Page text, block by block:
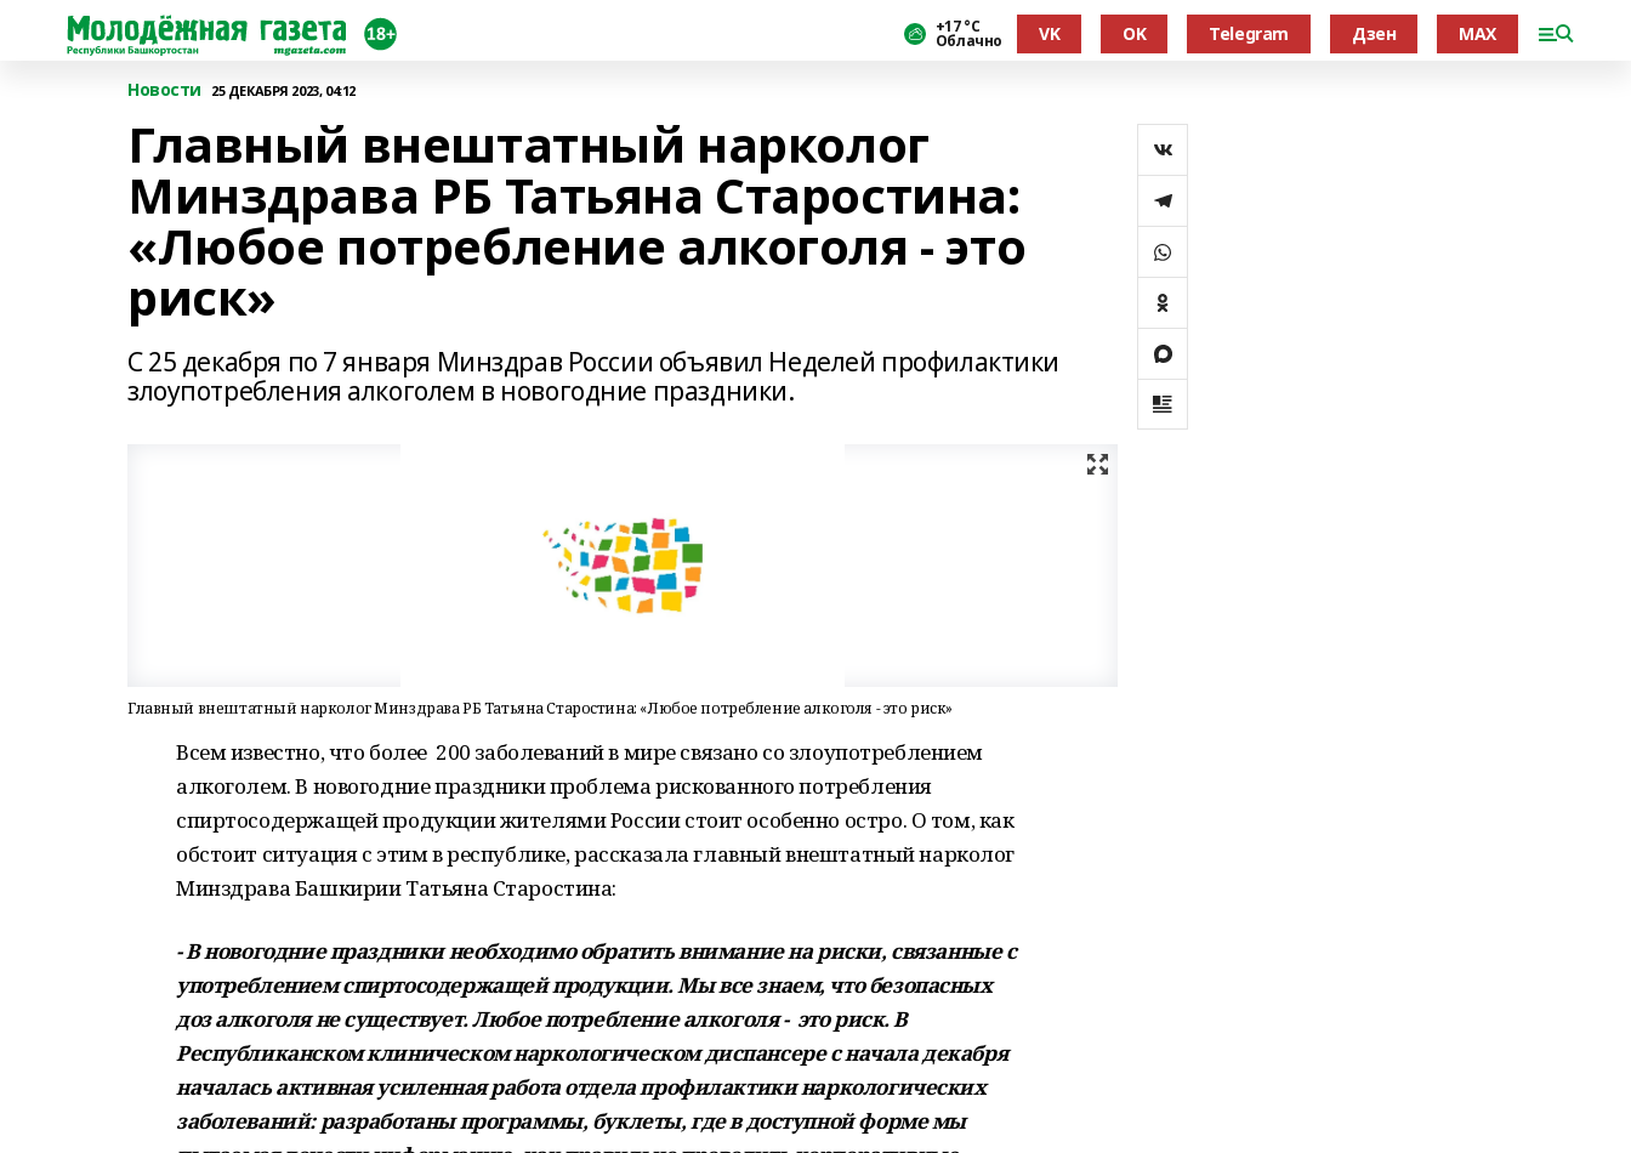
+17 °С
Облачно VK OK Telegram Дзен MAX
Новости 25 ДЕКАБРЯ 2023, 04:12
Главный внештатный нарколог
Минздрава РБ Татьяна Старостина:
«Любое потребление алкоголя - это
риск»
С 25 декабря по 7 января Минздрав России объявил Неделей профилактики
злоупотребления алкоголем в новогодние праздники.
Главный внештатный нарколог Минздрава РБ Татьяна Старостина: «Любое потребление алкоголя - это риск»
Всем известно, что более 200 заболеваний в мире связано со злоупотреблением
алкоголем. В новогодние праздники проблема рискованного потребления
спиртосодержащей продукции жителями России стоит особенно остро. О том, как
обстоит ситуация с этим в республике, рассказала главный внештатный нарколог
Минздрава Башкирии Татьяна Старостина:
- В новогодние праздники необходимо обратить внимание на риски, связанные с
употреблением спиртосодержащей продукции. Мы все знаем, что безопасных
доз алкоголя не существует. Любое потребление алкоголя - это риск. В
Республиканском клиническом наркологическом диспансере с начала декабря
началась активная усиленная работа отдела профилактики наркологических
заболеваний: разработаны программы, буклеты, где в доступной форме мы